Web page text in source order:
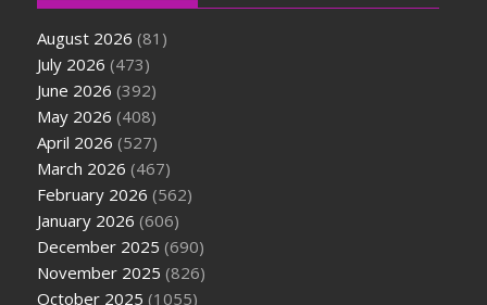
August 2026 (81)
July 2026 (473)
June 2026 (392)
May 2026 (408)
April 2026 (527)
March 2026 (467)
February 2026 (562)
January 2026 (606)
December 2025 (690)
November 2025 (826)
October 2025 (1055)